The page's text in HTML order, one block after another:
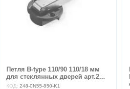
Петля B-type 110/90 110/18 мм
для стеклянных дверей арт.2...
КОД: 248-0N55-850-K1